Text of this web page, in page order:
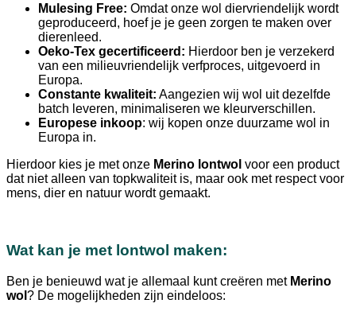
Mulesing Free: Omdat onze wol diervriendelijk wordt
geproduceerd, hoef je je geen zorgen te maken over
dierenleed.
Oeko-Tex gecertificeerd: Hierdoor ben je verzekerd
van een milieuvriendelijk verfproces, uitgevoerd in
Europa.
Constante kwaliteit: Aangezien wij wol uit dezelfde
batch leveren, minimaliseren we kleurverschillen.
Europese inkoop: wij kopen onze duurzame wol in
Europa in.
Hierdoor kies je met onze Merino lontwol voor een product
dat niet alleen van topkwaliteit is, maar ook met respect voor
mens, dier en natuur wordt gemaakt.
Wat kan je met lontwol maken:
Ben je benieuwd wat je allemaal kunt creëren met Merino
wol ? De mogelijkheden zijn eindeloos: